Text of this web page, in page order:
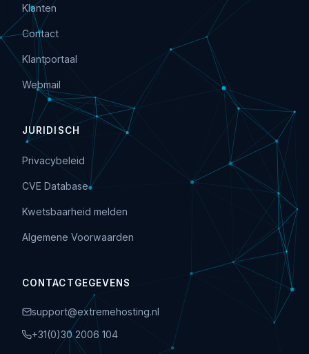
Klanten
Contact
Klantportaal
Webmail
JURIDISCH
Privacybeleid
CVE Database
Kwetsbaarheid melden
Algemene Voorwaarden
CONTACTGEGEVENS
support@extremehosting.nl
+31(0)30 2006 104